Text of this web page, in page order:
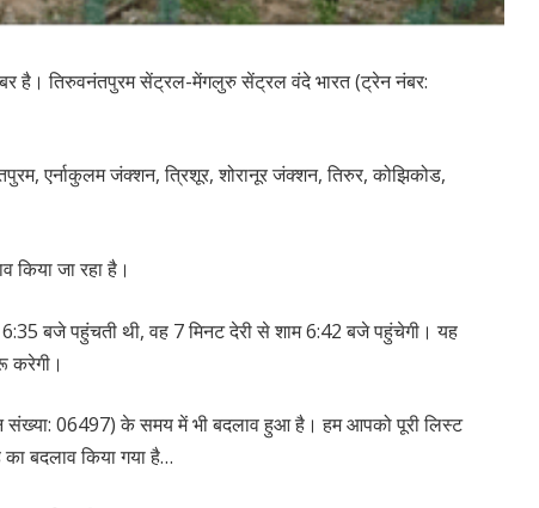
है। तिरुवनंतपुरम सेंट्रल-मेंगलुरु सेंट्रल वंदे भारत (ट्रेन नंबर:
एर्नाकुलम जंक्शन, त्रिशूर, शोरानूर जंक्शन, तिरुर, कोझिकोड,
जा रहा है।
बजे पहुंचती थी, वह 7 मिनट देरी से शाम 6:42 बजे पहुंचेगी। यह
करेगी।
संख्या: 06497) के समय में भी बदलाव हुआ है। हम आपको पूरी लिस्ट
बदलाव किया गया है…